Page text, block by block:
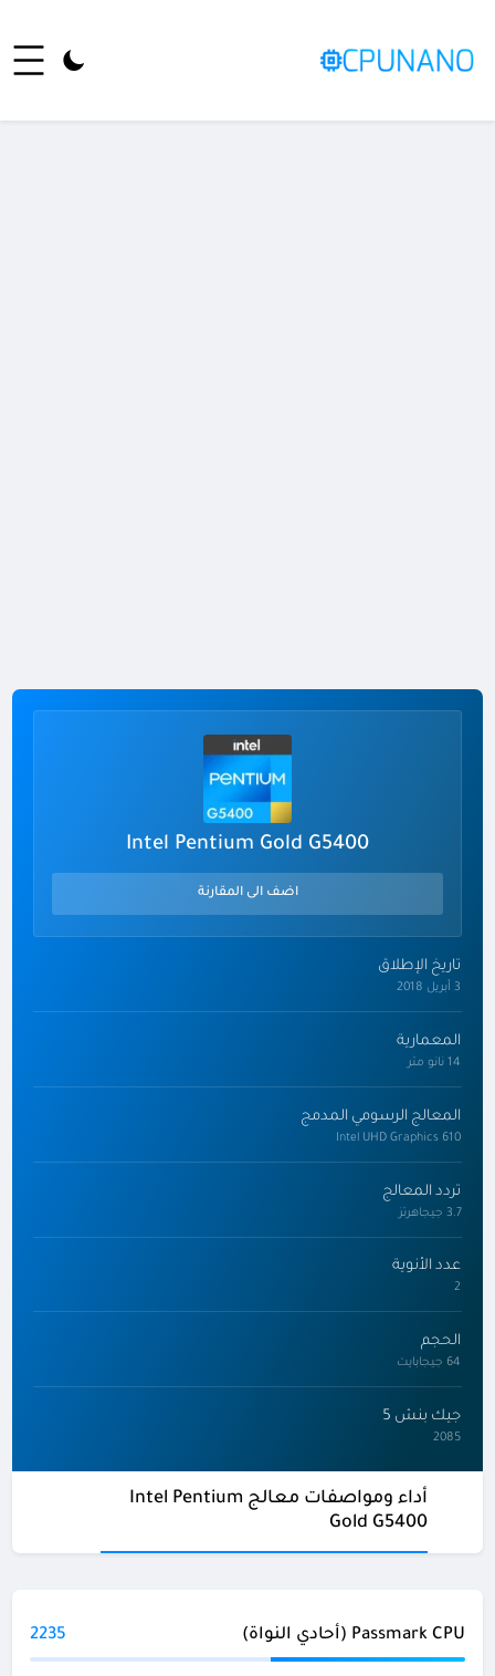
Intel Pentium Gold G5400
اضف الى المقارنة
تاريخ الإطلاق
3 أبريل 2018
المعمارية
14 نانو متر
المعالج الرسومي المدمج
Intel UHD Graphics 610
تردد المعالج
3.7 جيجاهرتز
عدد الأنوية
2
الحجم
64 جيجابايت
جيك بنش 5
2085
أداء ومواصفات معالج Intel Pentium
Gold G5400
Passmark CPU (أحادي النواة) 2235